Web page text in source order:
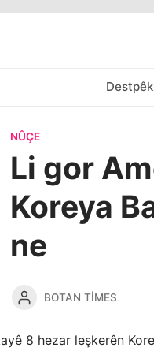
Destpêk
NÛÇE
Li gor
Koreya
ne
BOTAN TIMES